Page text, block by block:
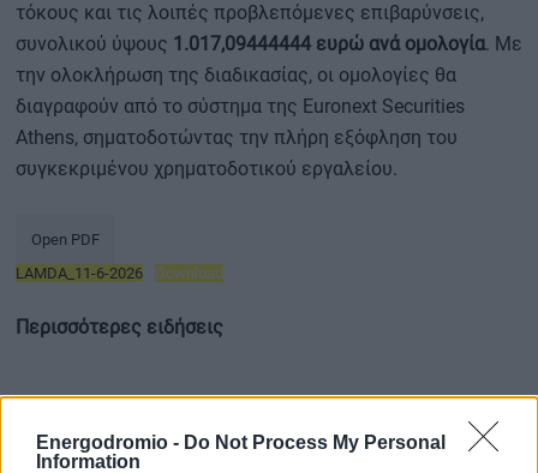
Energodromio - Do Not Process My Personal
Information
τόκους και τις λοιπές προβλεπόμενες επιβαρύνσεις,
συνολικού ύψους 1.017,09444444 ευρώ ανά ομολογία. Με
την ολοκλήρωση της διαδικασίας, οι ομολογίες θα
διαγραφούν από το σύστημα της Euronext Securities
Athens, σηματοδοτώντας την πλήρη εξόφληση του
συγκεκριμένου χρηματοδοτικού εργαλείου.
Open PDF
LAMDA_11-6-2026
Download
Περισσότερες ειδήσεις
LAMDA Development: Χτύπησε το καμπανάκι για το νέο
ομόλογο στην Euronext Athens